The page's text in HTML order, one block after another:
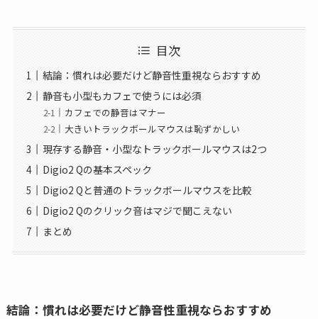
目次
結論：慣れは必要だけど静音性重視ならおすすめ
静音も小型もカフェで使うには必須
カフェでの静音はマナー
大きいトラックボールマウスは恥ずかしい
現存する静音・小型なトラックボールマウスは2つ
Digio2 Qの基本スペック
Digio2 Qと普通のトラックボールマウスを比較
Digio2 Qのクリック音はマジで聞こえない
まとめ
結論：慣れは必要だけど静音性重視ならおすすめ